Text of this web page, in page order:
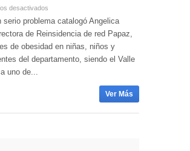
desactivados
serio problema catalogó Angelica
de Reinsidencia de red Papaz,
de obesidad en niñas, niños y
del departamento, siendo el Valle
uno de...
Ver Más